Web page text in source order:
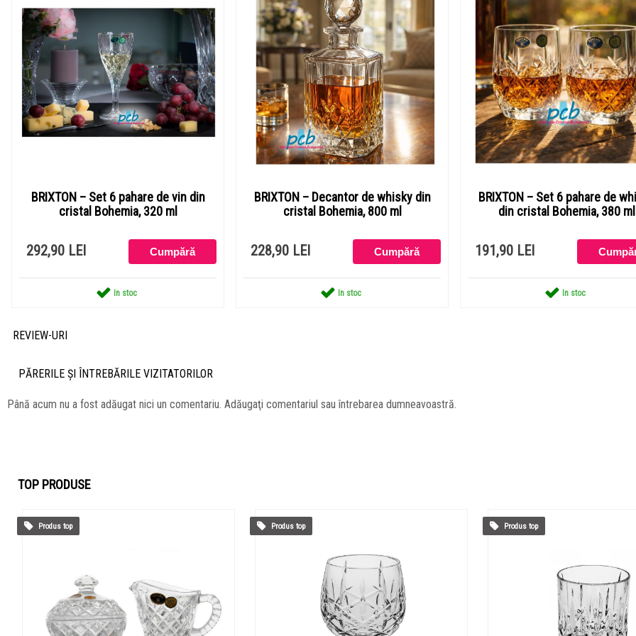
BRIXTON – Set 6 pahare de vin din
cristal Bohemia, 320 ml
292,90 LEI
In stoc
BRIXTON – Decantor de whisky din
cristal Bohemia, 800 ml
228,90 LEI
In stoc
BRIXTON – Set 6 pahare de
din cristal Bohemia, 380 ml
191,90 LEI
In stoc
REVIEW-URI
PĂRERILE ŞI ÎNTREBĂRILE VIZITATORILOR
Până acum nu a fost adăugat nici un comentariu. Adăugaţi comentariul sau întrebarea dumneavoastră.
TOP PRODUSE
Produs top Produs top Produs top